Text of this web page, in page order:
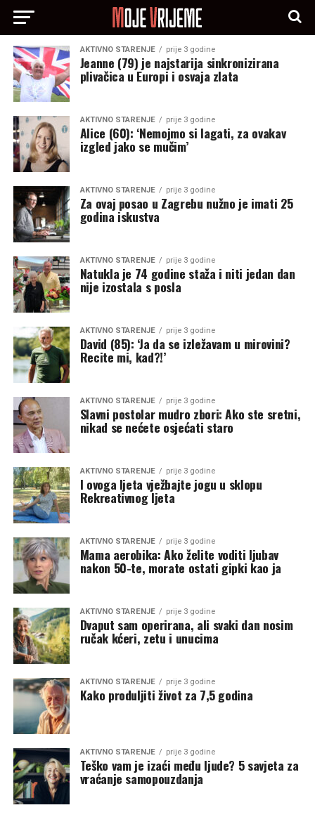
AKTIVNO STARENJE prije 3 godine
Jeanne (79) je najstarija sinkronizirana
plivačica u Europi i osvaja zlata
AKTIVNO STARENJE prije 3 godine
Alice (60): ‘Nemojmo si lagati, za ovakav
izgled jako se mučim’
AKTIVNO STARENJE prije 3 godine
Za ovaj posao u Zagrebu nužno je imati 25
godina iskustva
AKTIVNO STARENJE prije 3 godine
Natukla je 74 godine staža i niti jedan dan
nije izostala s posla
AKTIVNO STARENJE prije 3 godine
David (85): ‘Ja da se izležavam u mirovini?
Recite mi, kad?!’
AKTIVNO STARENJE prije 3 godine
Slavni postolar mudro zbori: Ako ste sretni,
nikad se nećete osjećati staro
AKTIVNO STARENJE prije 3 godine
I ovoga ljeta vježbajte jogu u sklopu
Rekreativnog ljeta
AKTIVNO STARENJE prije 3 godine
Mama aerobika: Ako želite voditi ljubav
nakon 50-te, morate ostati gipki kao ja
AKTIVNO STARENJE prije 3 godine
Dvaput sam operirana, ali svaki dan nosim
ručak kćeri, zetu i unucima
AKTIVNO STARENJE prije 3 godine
Kako produljiti život za 7,5 godina
AKTIVNO STARENJE prije 3 godine
Teško vam je izaći među ljude? 5 savjeta za
vraćanje samopouzdanja